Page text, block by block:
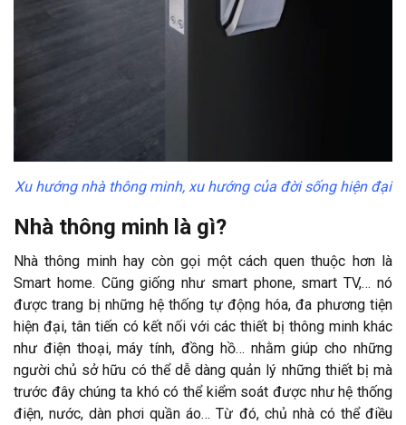
Xu hướng nhà thông minh, xu hướng của đời sống hiện đại
Nhà thông minh là gì?
Nhà thông minh hay còn gọi một cách quen thuộc hơn là
Smart home. Cũng giống như smart phone, smart TV,… nó
được trang bị những hệ thống tự động hóa, đa phương tiện
hiện đại, tân tiến có kết nối với các thiết bị thông minh khác
như điện thoại, máy tính, đồng hồ… nhằm giúp cho những
người chủ sở hữu có thể dễ dàng quản lý những thiết bị mà
trước đây chúng ta khó có thể kiểm soát được như hệ thống
điện, nước, dàn phơi quần áo… Từ đó, chủ nhà có thể điều